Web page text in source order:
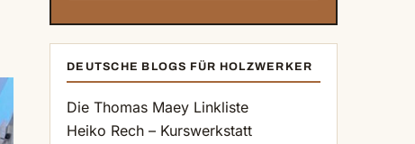
DEUTSCHE BLOGS FÜR HOLZWERKER
Die Thomas Maey Linkliste
Heiko Rech – Kurswerkstatt